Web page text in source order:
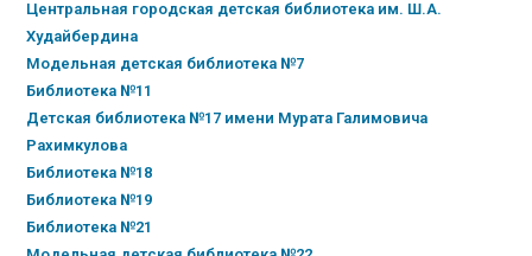
Центральная городская детская библиотека им. Ш.А.
Худайбердина
Модельная детская библиотека №7
Библиотека №11
Детская библиотека №17 имени Мурата Галимовича
Рахимкулова
Библиотека №18
Библиотека №19
Библиотека №21